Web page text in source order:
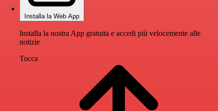
Installa la Web App
Installa la nostra App gratuita e accedi più velocemente alle
notizie
Tocca